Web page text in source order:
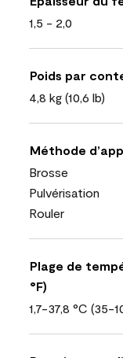
1,5 - 2,0
Poids par
4,8 kg (10,6 lb)
Méthode
Brosse
Pulvérisation
Rouler
Plage de
°F)
1,7-37,8 °C (35-